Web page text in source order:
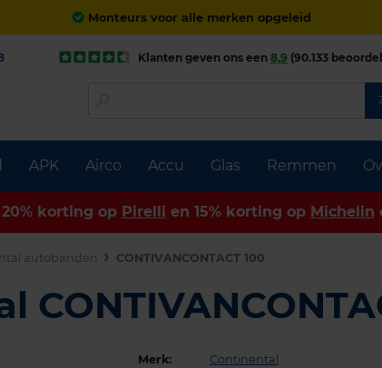
Monteurs voor alle merken opgeleid
APK Airco Accu Glas Remmen
Klanten geven ons een 8,9 (90.133
korting op Pirelli en 15% korting op Michelin
autobanden CONTIVANCONTACT 100
Merk: Continental